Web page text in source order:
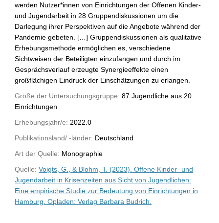
werden Nutzer*innen von Einrichtungen der Offenen Kinder-
und Jugendarbeit in 28 Gruppendiskussionen um die
Darlegung ihrer Perspektiven auf die Angebote während der
Pandemie gebeten. […] Gruppendiskussionen als qualitative
Erhebungsmethode ermöglichen es, verschiedene
Sichtweisen der Beteiligten einzufangen und durch im
Gesprächsverlauf erzeugte Synergieeffekte einen
großflächigen Eindruck der Einschätzungen zu erlangen.
Größe der Untersuchungsgruppe: 87 Jugendliche aus 20
Einrichtungen
Erhebungsjahr/e: 2022.0
Publikationsland/ -länder: Deutschland
Art der Quelle: Monographie
Quelle: Voigts, G., & Blohm, T. (2023). Offene Kinder- und
Jugendarbeit in Krisenzeiten aus Sicht von Jugendlichen:
Eine empirische Studie zur Bedeutung von Einrichtungen in
Hamburg. Opladen: Verlag Barbara Budrich.